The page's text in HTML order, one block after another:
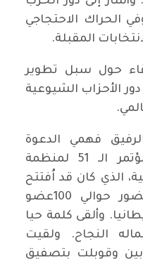
الحراك الاحتجاجي
المقبلة.
حول سبل تطوير
الأحزاب الشيوعية
فهمي الدعوة
لحضور إحدى جلسات المؤتمر الـ 51 لمنظمة
الذي كان قد اُفتتح
صباح السبت الماضي بحضور حوالي 100عضو
وألقى كلمة حيا
النجاح. ولقيت
وقوبلت بتصفيق